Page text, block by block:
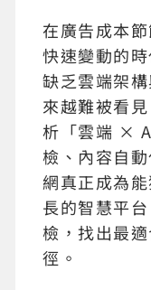
在廣告成本
快速變動的
缺乏雲端架
來越難被看
析「雲端 ×
檢、內容自
網真正成為
長的智慧平
檢，找出最
徑。